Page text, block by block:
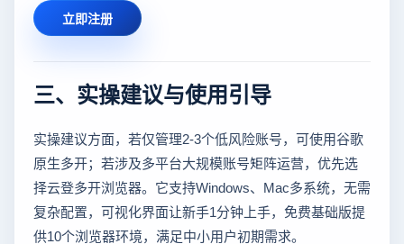
立即注册
三、实操建议与使用引导
实操建议方面，若仅管理2-3个低风险账号，可使用谷歌
原生多开；若涉及多平台大规模账号矩阵运营，优先选
择云登多开浏览器。它支持Windows、Mac多系统，无需
复杂配置，可视化界面让新手1分钟上手，免费基础版提
供10个浏览器环境，满足中小用户初期需求。